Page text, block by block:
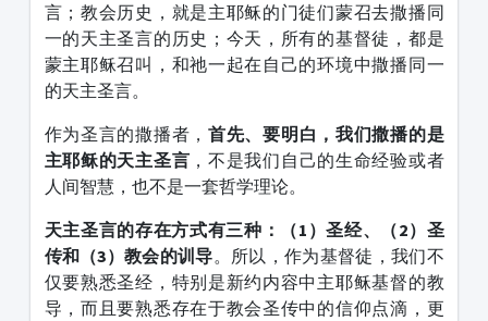
言；教会历史，就是主耶稣的门徒们蒙召去撒播同
一的天主圣言的历史；今天，所有的基督徒，都是
蒙主耶稣召叫，和祂一起在自己的环境中撒播同一
的天主圣言。
作为圣言的撒播者， 首先、要明白，我们撒播的是
主耶稣的天主圣言 ，不是我们自己的生命经验或者
人间智慧，也不是一套哲学理论。
天主圣言的存在方式有三种：（1 ）圣经、（2）圣
传和（3）教会的训导。所以，作为基督徒，我们不
仅要熟悉圣经，特别是新约内容中主耶稣基督的教
导，而且要熟悉存在于教会圣传中的信仰点滴，更